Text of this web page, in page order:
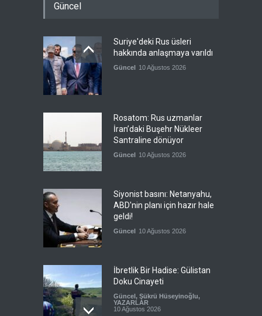
Güncel
Suriye'deki Rus üsleri
hakkında anlaşmaya varıldı
Güncel 10 Ağustos 2026
Rosatom: Rus uzmanlar
İran’daki Buşehr Nükleer
Santraline dönüyor
Güncel 10 Ağustos 2026
Siyonist basını: Netanyahu,
ABD'nin planı için hazır hale
geldi!
Güncel 10 Ağustos 2026
İbretlik Bir Hadise: Gülistan
Doku Cinayeti
Güncel , Şükrü Hüseyinoğlu,
YAZARLAR
10 Ağustos 2026